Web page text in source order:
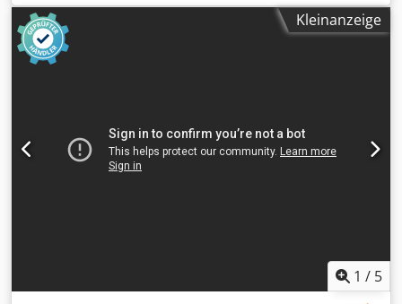
Gesamtleistungsbedarf: 35 kVA Gesamtgewicht ca.: 2000 kg
Abmessungen L x B x H: Roboterschweißanlage: 2,7 x 1,1 x
2,0 m Abmessungen Schaltschrank: L:700 x B:800 x H:2000
mm Codpfx Aeu Nwfbondsrf Schweiß-Roboter-Anlage
Drehbreite=2072mm -Drehachsarm: S-Achse
drehen=+/-180°, L-Achse Unterarm=+1550° / -110°; U-
Achse Oberarm=+255° / -165° -Drehachsen Handgelenk: R-
Drehmomente: R-Achse und B-Achse=39,2 Nm; T-Achse
19,6 Nm Angaben zum Schweißgerät: -Fronius, WIG
Kleinanzeige
1 / 5